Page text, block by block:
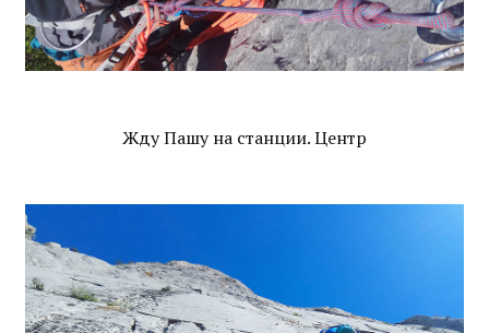
Жду Пашу на станции. Центр